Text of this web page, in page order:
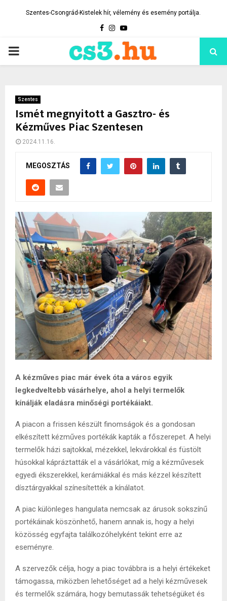
Szentes-Csongrád-Kistelek hír, vélemény és esemény portálja.
Facebook
Instagram
Youtube
PRIMARY
Szentes
Ismét megnyitott a Gasztro- és
Kézműves Piac Szentesen
2024.11.16.
MEGOSZTÁS
A kézműves piac már évek óta a város egyik
legkedveltebb vásárhelye, ahol a helyi termelők
kínálják eladásra minőségi portékáiakt.
A piacon a frissen készült finomságok és a gondosan
elkészített kézműves portékák kapták a főszerepet. A helyi
termelők házi sajtokkal, mézekkel, lekvárokkal és füstölt
húsokkal kápráztatták el a vásárlókat, míg a kézművesek
egyedi ékszerekkel, kerámiákkal és más kézzel készített
dísztárgyakkal színesítették a kínálatot.
A piac különleges hangulata nemcsak az árusok sokszínű
portékáinak köszönhető, hanem annak is, hogy a helyi
közösség egyfajta találkozóhelyként tekint erre az
eseményre.
A szervezők célja, hogy a piac továbbra is a helyi értékeket
támogassa, miközben lehetőséget ad a helyi kézművesek
és termelők számára, hogy bemutassák tehetségüket és